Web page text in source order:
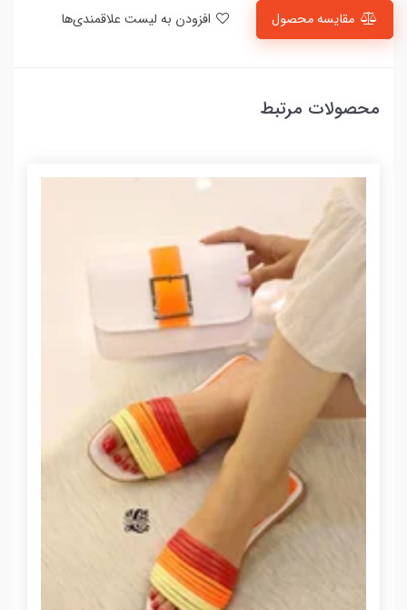
مقایسه محصول
محصولات مرتبط